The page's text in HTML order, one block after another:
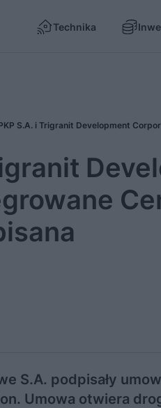
Technika
S.A. i Trigranit Development
S.A. podpisały
Umowa otwiera